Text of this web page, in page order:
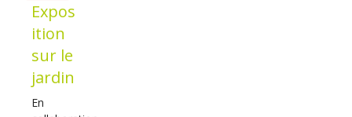
Expos
ition
sur le
jardin
En